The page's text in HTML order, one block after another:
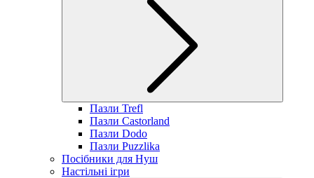
Пазли Trefl
Пазли Castorland
Пазли Dodo
Пазли Puzzlika
Посібники для Нуш
Настільні ігри